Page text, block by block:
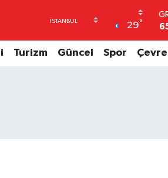
29°
Turizm Güncel Spor Çevre